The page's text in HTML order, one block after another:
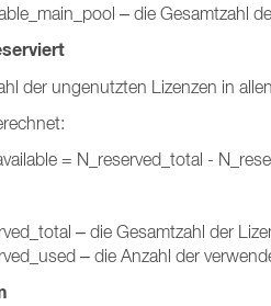
– die Gesamtzahl
der ungenutzten Lizenzen in
= N_reserved_total -
– die Gesamtzahl der
– die Anzahl der